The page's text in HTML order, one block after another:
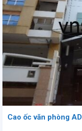
Cao ốc văn phòng AD